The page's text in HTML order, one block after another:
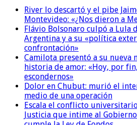
River lo descartó y el pibe
Montevideo: «¿Nos dieron a
Flávio Bolsonaro culpó a Lula
Argentina y a su «política
confrontación»
Camilota presentó a su nueva
historia de amor: «Hoy, por
escondernos»
Dolor en Chubut: murió el
medio de una operación
Escala el conflicto
Justicia que intime al